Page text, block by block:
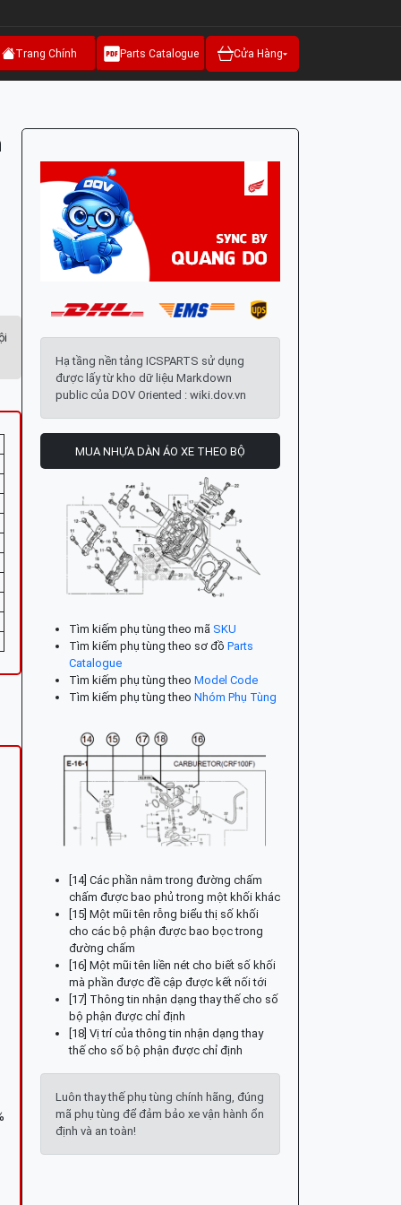
Trang Chính Parts Catalogue Cửa Hàng
Hạ tầng nền tảng ICSPARTS sử dụng
được lấy từ kho dữ liệu Markdown
public của DOV Oriented : wiki.dov.vn
MUA NHỰA DÀN ÁO XE THEO BỘ
Tìm kiếm phụ tùng theo mã SKU
Tìm kiếm phụ tùng theo sơ đồ Parts
Catalogue
Tìm kiếm phụ tùng theo Model Code
Tìm kiếm phụ tùng theo Nhóm Phụ Tùng
[14] Các phần nằm trong đường chấm
chấm được bao phủ trong một khối khác
[15] Một mũi tên rỗng biểu thị số khối
cho các bộ phận được bao bọc trong
đường chấm
[16] Một mũi tên liền nét cho biết số khối
mà phần được đề cập được kết nối tới
[17] Thông tin nhận dạng thay thế cho số
bộ phận được chỉ định
[18] Vị trí của thông tin nhận dạng thay
thế cho số bộ phận được chỉ định
Luôn thay thế phụ tùng chính hãng, đúng
mã phụ tùng để đảm bảo xe vận hành ổn
định và an toàn!